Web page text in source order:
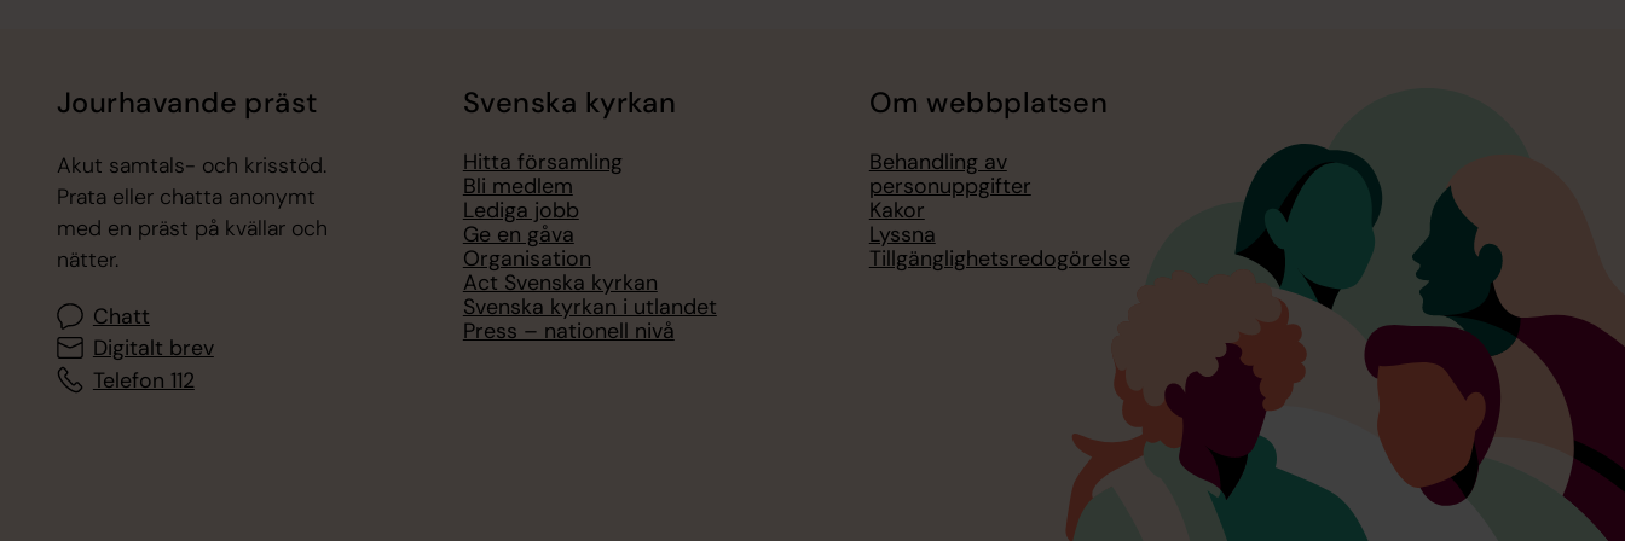
Jourhavande präst
Akut samtals- och krisstöd.
Prata eller chatta anonymt
med en präst på kvällar och
nätter.
Chatt
Digitalt brev
Telefon 112
Svenska kyrkan
Hitta församling
Bli medlem
Lediga jobb
Ge en gåva
Organisation
Act Svenska kyrkan
Svenska kyrkan i utlandet
Press – nationell nivå
Om webbplatsen
Behandling av
personuppgifter
Kakor
Lyssna
Tillgänglighetsredogörelse